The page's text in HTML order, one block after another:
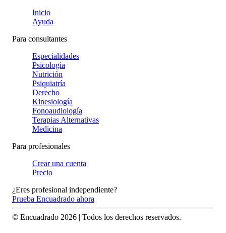
Inicio
Ayuda
Para consultantes
Especialidades
Psicología
Nutrición
Psiquiatría
Derecho
Kinesiología
Fonoaudiología
Terapias Alternativas
Medicina
Para profesionales
Crear una cuenta
Precio
¿Eres profesional independiente?
Prueba Encuadrado ahora
© Encuadrado 2026 | Todos los derechos reservados.